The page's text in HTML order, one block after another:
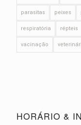
parasitas peixes
respiratória répteis
vacinação
HORÁRIO &